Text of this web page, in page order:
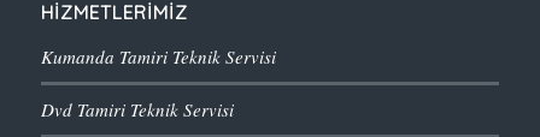
HİZMETLERİMİZ
Kumanda Tamiri Teknik Servisi
Dvd Tamiri Teknik Servisi